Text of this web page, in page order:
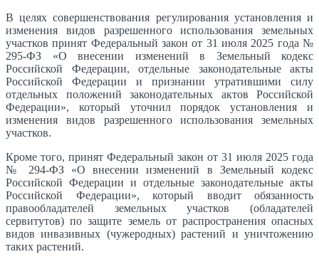
В целях совершенствования регулирования установления и
изменения видов разрешенного использования земельных
участков принят Федеральный закон от 31 июля 2025 года №
295-ФЗ «О внесении изменений в Земельный кодекс
Российской Федерации, отдельные законодательные акты
Российской Федерации и признании утратившими силу
отдельных положений законодательных актов Российской
Федерации», который уточнил порядок установления и
изменения видов разрешенного использования земельных
участков.
Кроме того, принят Федеральный закон от 31 июля 2025 года
№ 294-ФЗ «О внесении изменений в Земельный кодекс
Российской Федерации и отдельные законодательные акты
Российской Федерации», который вводит обязанность
правообладателей земельных участков (обладателей
сервитутов) по защите земель от распространения опасных
видов инвазивных (чужеродных) растений и уничтожению
таких растений.